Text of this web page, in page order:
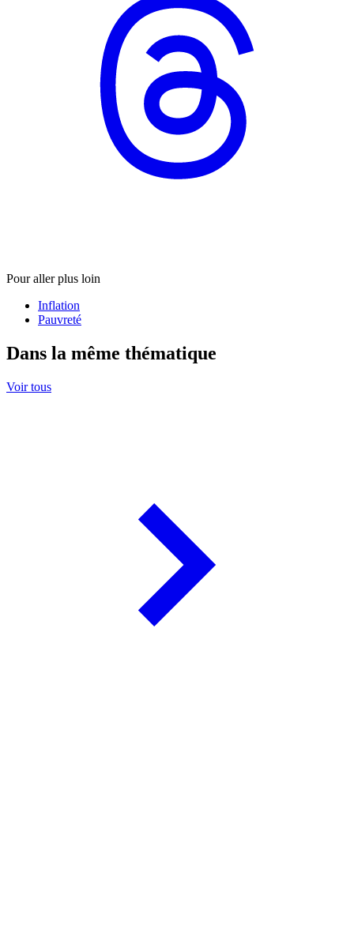
Pour aller plus loin
Inflation
Pauvreté
Dans la même thématique
Voir tous